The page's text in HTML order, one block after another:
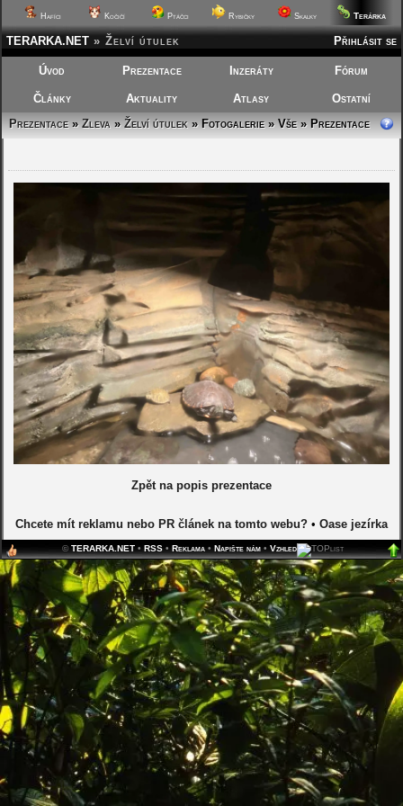
Hafíci Kočičí Ptáčci Rybičky Skalky Terárka
Přihlásit se
TERARKA.NET » Želví útulek
Úvod Prezentace Inzeráty Fórum
Články Aktuality Atlasy
Ostatní
Prezentace»Zleva»Želví útulek»Fotogalerie » Vše » Prezentace
Zpět na popis prezentace
Chcete mít reklamu nebo PR článek na tomto webu?• Oase jezírka
©TERARKA.NET• RSS• Reklama• Napište nám• Vzhled